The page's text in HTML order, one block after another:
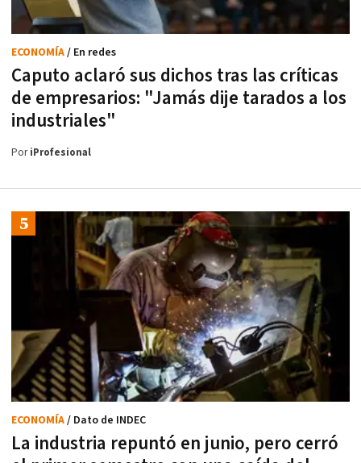
Caputo aclaró sus dichos tras las críticas
de empresarios: "Jamás dije tarados a los
industriales"
ECONOMÍA/ En redes
PoriProfesional
La industria repuntó en junio, pero cerró
ECONOMÍA/ Dato de INDEC